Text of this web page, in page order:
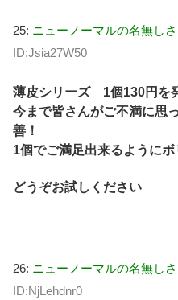
25: ニューノーマルの名無し
ID:Jsia27W50
薄皮シリーズ 1個130円を
今まで皆さんがご不満に思
善！
1個でご満足出来るように
どうぞお試しください
26: ニューノーマルの名無し
ID:NjLehdnr0